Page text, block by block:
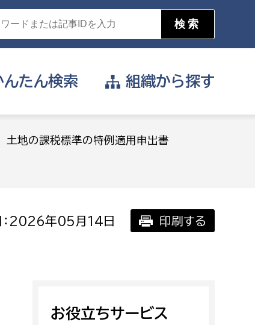
んたん検索
を選択
届け出や申請をしたい
支払いをしたい
組織から探す
土地の課税標準の特例適用申出書
：2026年05月14日 印刷する
お役立ちサービス